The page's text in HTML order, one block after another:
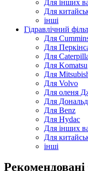
Для інших
Для
інші
Гідравлічний
Для
Для
Для
Для Komatsu
Для
Для Volvo
Для оленя
Для
Для Benz
Для Hydac
Для інших
Для
інші